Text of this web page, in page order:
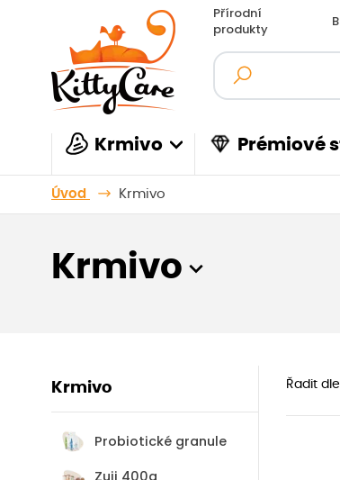
Přírodní
produkty
Krmivo Prémiové
Úvod Krmivo
Krmivo
Krmivo
Probiotické granule
Řadit